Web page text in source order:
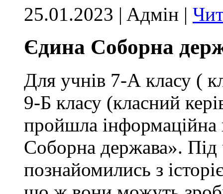
25.01.2023 | Aдмін |
Єдина Соборна
Для учнів 7-А класу (
9-Б класу (класний
пройшла інформаційна
Соборна держава». Під
познайомились з